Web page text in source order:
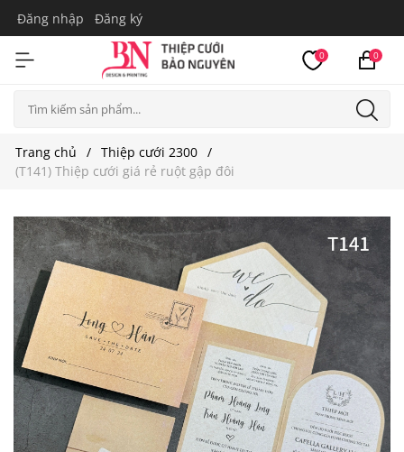
Đăng nhập Đăng ký
0 0
Trang chủ
Thiệp cưới 2300
(T141) Thiệp cưới giá rẻ ruột gập đôi